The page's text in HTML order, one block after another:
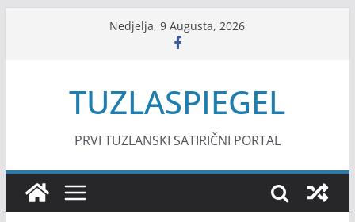
Nedjelja, 9 Augusta, 2026
TUZLASPIEGEL
PRVI TUZLANSKI SATIRIČNI PORTAL